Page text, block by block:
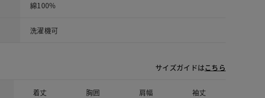
綿100%
洗濯機可
サイズガイドはこちら
着丈 胸囲 肩幅 袖丈